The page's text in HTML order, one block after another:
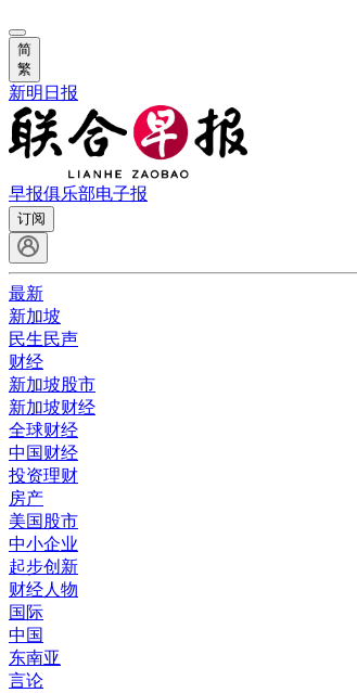
简
繁
新明日报
早报俱乐部电子报
订阅
最新
新加坡
民生民声
财经
新加坡股市
新加坡财经
全球财经
中国财经
投资理财
房产
美国股市
中小企业
起步创新
财经人物
国际
中国
东南亚
言论